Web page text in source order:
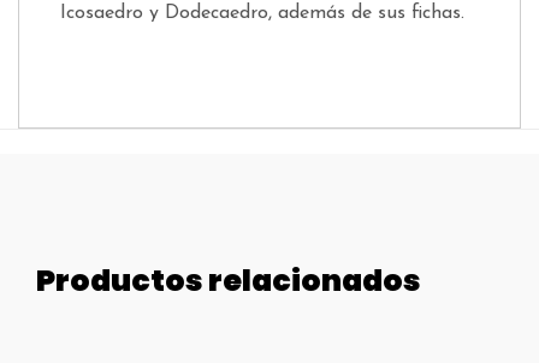
Icosaedro y Dodecaedro, además de sus fichas.
Productos relacionados